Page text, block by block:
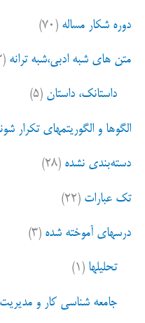
دوره شکار مساله (۷۰)
متن های شبه ادبی،شبه ترانه (۴۳)
داستانک، داستان (۵)
الگوها و الگوریتمهای تکرار
دسته‌بندی نشده (۲۸)
تک عبارات (۲۲)
درسهای آموخته شده (۳)
تحلیلها (۱)
جامعه شناسی کار و مدیریت